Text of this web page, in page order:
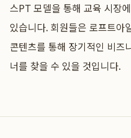
스PT 모델을 통해 교육 시장
있습니다. 회원들은 로프트아
콘텐츠를 통해 장기적인 비즈
너를 찾을 수 있을 것입니다.